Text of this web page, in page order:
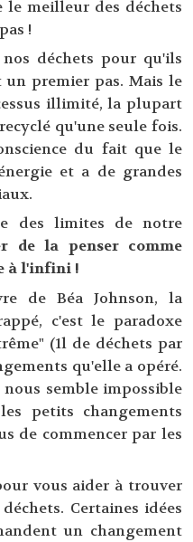
meilleur des déchets
!
déchets pour qu'ils
un premier pas. Mais le
illimité, la plupart
qu'une seule fois.
du fait que le
et a de grandes
des limites de notre
de la penser comme
à l'infini !
de Béa Johnson, la
c'est le paradoxe
(1l de déchets par
qu'elle a opéré.
semble impossible
petits changements
de commencer par les
vous aider à trouver
Certaines idées
un changement